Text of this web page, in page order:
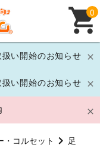
い開始のお知らせ
い開始のお知らせ
0
・コルセット
足